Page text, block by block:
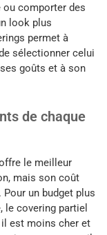
ou comporter des
look plus
permet à
sélectionner celui
goûts et à son
de chaque
le meilleur
mais son coût
un budget plus
le covering partiel
est moins cher et